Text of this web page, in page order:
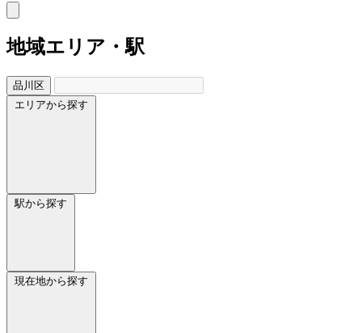
地域エリア・駅
品川区
エリアから探す
駅から探す
現在地から探す